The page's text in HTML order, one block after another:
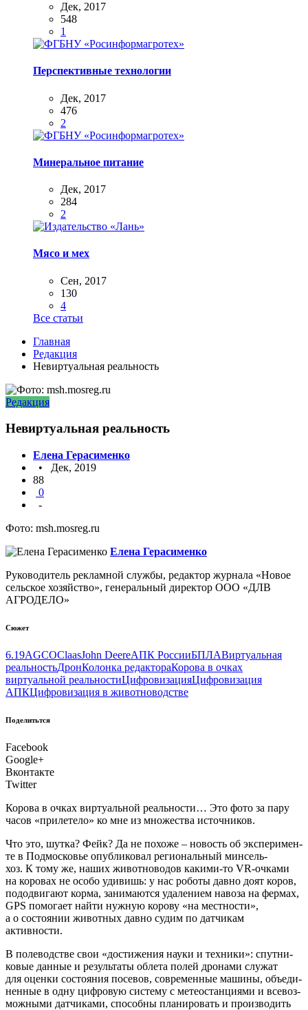
Дек, 2017
548
1
Перспективные технологии
Дек, 2017
476
2
Минеральное питание
Дек, 2017
284
2
Мясо и мех
Сен, 2017
130
4
Все статьи
Главная
Редакция
Невиртуальная реальность
Редакция
Невиртуальная реальность
Елена Герасименко
• Дек, 2019
88
0
-
Фото: msh.mosreg.ru
Елена Герасименко
Руководитель рекламной службы, редактор журнала «Новое
сельское хозяйство», генеральный директор OOO «ДЛВ
АГРОДЕЛО»
Сюжет
6.19AGCOClaasJohn DeereАПК РоссииБПЛАВиртуальная
реальностьДронКолонка редактораКорова в очках
виртуальной реальностиЦифровизацияЦифровизация
АПКЦифровизация в животноводстве
Поделитьтся
Facebook
Google+
Вконтакте
Twitter
Коро­ва в очках вир­ту­аль­ной реаль­но­сти… Это фото за пару
часов «при­ле­те­ло» ко мне из мно­же­ства источников.
Что это, шут­ка? Фейк? Да не похо­же – новость об экс­пе­ри­мен­
те в Под­мос­ко­вье опуб­ли­ко­вал реги­о­наль­ный мин­сель­
хоз. К тому же, наших живот­но­во­дов каки­ми-то VR-очка­ми
на коро­вах не осо­бо уди­вишь: у нас робо­ты дав­но доят коров,
подо­дви­га­ют кор­ма, зани­ма­ют­ся уда­ле­ни­ем наво­за на фер­мах,
GPS помо­га­ет най­ти нуж­ную коро­ву «на мест­но­сти»,
а о состо­я­нии живот­ных дав­но судим по дат­чи­кам
активности.
В поле­вод­стве свои «дости­же­ния нау­ки и тех­ни­ки»: спут­ни­
ко­вые дан­ные и резуль­та­ты обле­та полей дро­на­ми слу­жат
для оцен­ки состо­я­ния посе­вов, совре­мен­ные маши­ны, объ­еди­
нен­ные в одну циф­ро­вую систе­му с метео­стан­ци­я­ми и все­воз­
мож­ны­ми дат­чи­ка­ми, спо­соб­ны пла­ни­ро­вать и про­из­во­дить